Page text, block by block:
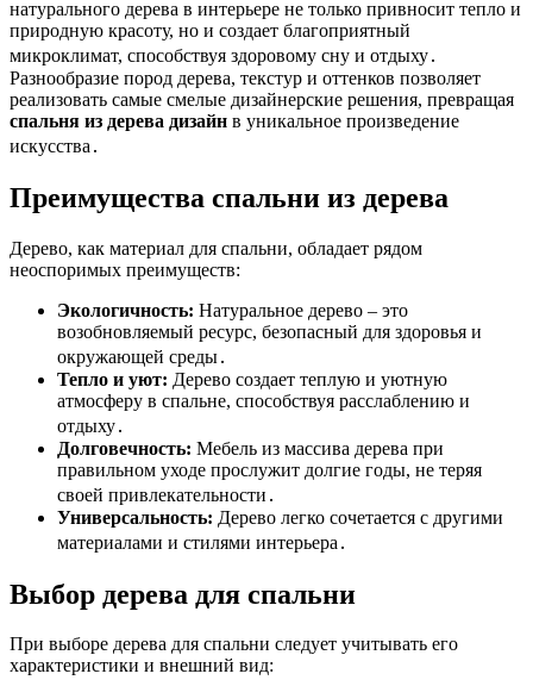
натурального дерева в интерьере не только привносит тепло и
природную красоту, но и создает благоприятный
микроклимат, способствуя здоровому сну и отдыху․
Разнообразие пород дерева, текстур и оттенков позволяет
реализовать самые смелые дизайнерские решения, превращая
спальня из дерева дизайн в уникальное произведение
искусства․
Преимущества спальни из дерева
Дерево, как материал для спальни, обладает рядом
неоспоримых преимуществ:
Экологичность: Натуральное дерево – это
возобновляемый ресурс, безопасный для здоровья и
окружающей среды․
Тепло и уют: Дерево создает теплую и уютную
атмосферу в спальне, способствуя расслаблению и
отдыху․
Долговечность: Мебель из массива дерева при
правильном уходе прослужит долгие годы, не теряя
своей привлекательности․
Универсальность: Дерево легко сочетается с другими
материалами и стилями интерьера․
Выбор дерева для спальни
При выборе дерева для спальни следует учитывать его
характеристики и внешний вид: